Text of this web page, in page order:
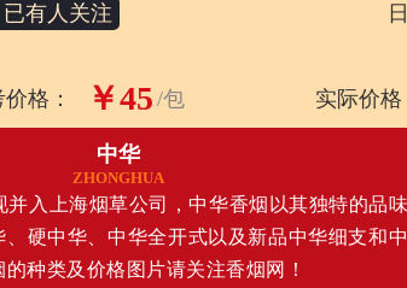
已有人关注
格： ￥45 /包 实际价格
中华
ZHONGHUA
入上海烟草公司，中华香烟以其独特的品
硬中华、中华全开式以及新品中华细支和
种类及价格图片请关注香烟网！